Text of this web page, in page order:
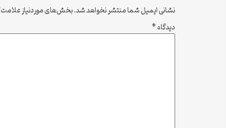
نشانی ایمیل شما منتشر نخواهد شد.بخش‌های موردنیاز
دیدگاه*